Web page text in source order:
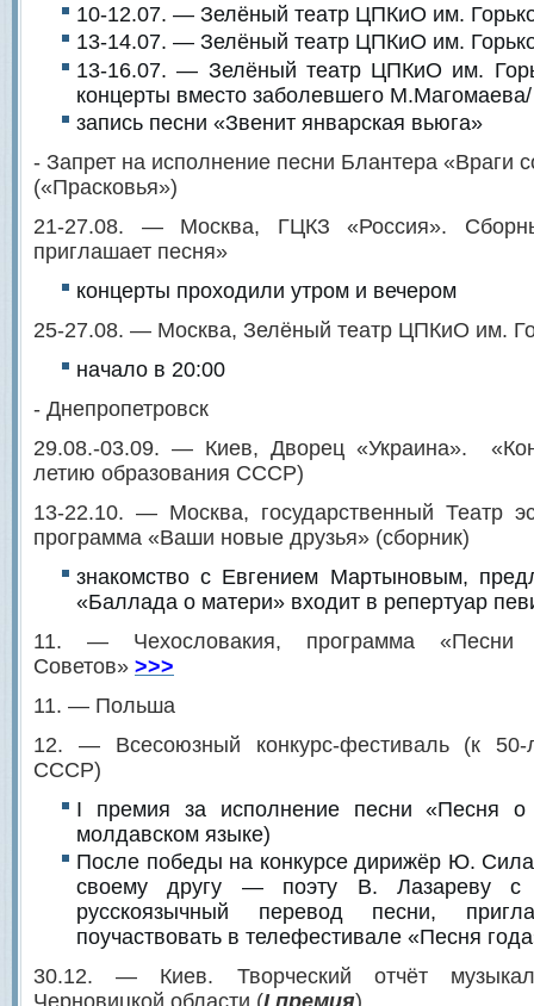
10-12.07. — Зелёный театр ЦПКиО им.
13-14.07. — Зелёный театр ЦПКиО им.
13-16.07. — Зелёный театр ЦПКиО им.
концерты вместо заболевшего М.Магомаева/
запись песни «Звенит январская вьюга»
- Запрет на исполнение песни Блантера «Враги
(«Прасковья»)
21-27.08. — Москва, ГЦКЗ «Россия».
приглашает песня»
концерты проходили утром и вечером
25-27.08. — Москва, Зелёный театр ЦПКиО им.
начало в 20:00
- Днепропетровск
29.08.-03.09. — Киев, Дворец «Украина».
летию образования СССР)
13-22.10. — Москва, государственный Театр
программа «Ваши новые друзья» (сборник)
знакомство с Евгением Мартыновым,
«Баллада о матери» входит в репертуар
11. — Чехословакия, программа
Советов» >>>
11. — Польша
12. — Всесоюзный конкурс-фестиваль (к 50-
СССР)
I премия за исполнение песни «Песня
молдавском языке)
После победы на конкурсе дирижёр Ю.
своему другу — поэту В. Лазареву с
русскоязычный перевод песни,
поучаствовать в телефестивале «Песня
30.12. — Киев. Творческий отчёт